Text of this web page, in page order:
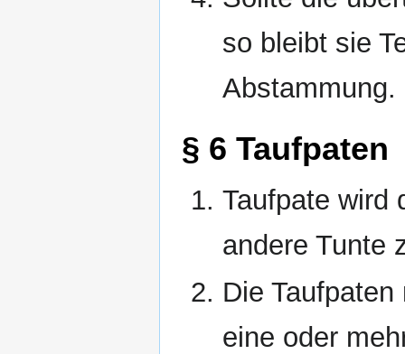
so bleibt sie
Abstammung.
§ 6 Taufpaten
Taufpate wird
andere Tunte
Die
eine oder